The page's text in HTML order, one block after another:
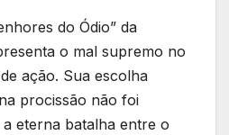
do Ódio” da
o mal supremo no
ação. Sua escolha
procissão não foi
eterna batalha entre o